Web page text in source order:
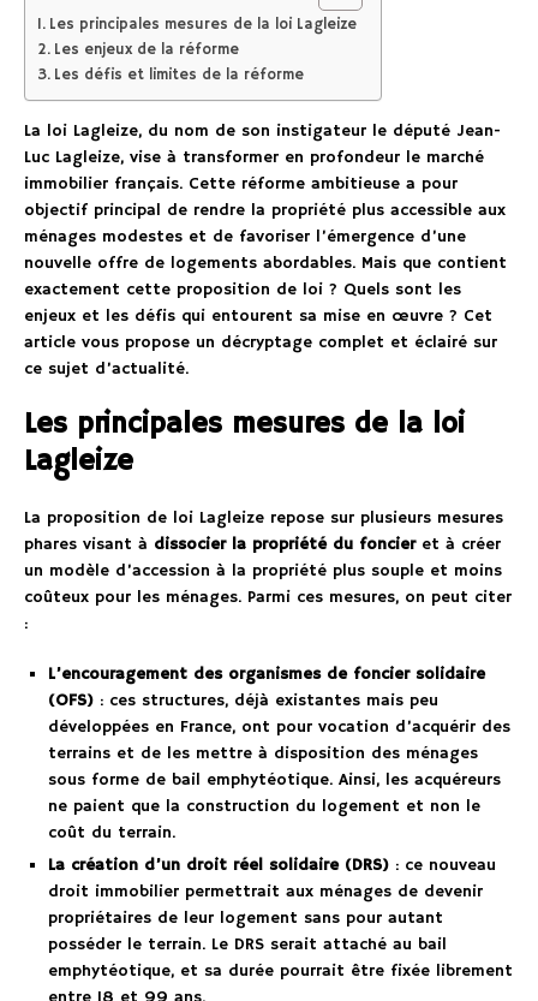
Les principales mesures de la loi Lagleize
Les enjeux de la réforme
Les défis et limites de la réforme
La loi Lagleize, du nom de son instigateur le député Jean-
Luc Lagleize, vise à transformer en profondeur le marché
immobilier français. Cette réforme ambitieuse a pour
objectif principal de rendre la propriété plus accessible aux
ménages modestes et de favoriser l’émergence d’une
nouvelle offre de logements abordables. Mais que contient
exactement cette proposition de loi ? Quels sont les
enjeux et les défis qui entourent sa mise en œuvre ? Cet
article vous propose un décryptage complet et éclairé sur
ce sujet d’actualité.
Les principales mesures de la loi
Lagleize
La proposition de loi Lagleize repose sur plusieurs mesures
phares visant à dissocier la propriété du foncieret à créer
un modèle d’accession à la propriété plus souple et moins
coûteux pour les ménages. Parmi ces mesures, on peut citer
:
L’encouragement des organismes de foncier solidaire
(OFS) : ces structures, déjà existantes mais peu
développées en France, ont pour vocation d’acquérir des
terrains et de les mettre à disposition des ménages
sous forme de bail emphytéotique. Ainsi, les acquéreurs
ne paient que la construction du logement et non le
coût du terrain.
La création d’un droit réel solidaire (DRS) : ce nouveau
droit immobilier permettrait aux ménages de devenir
propriétaires de leur logement sans pour autant
posséder le terrain. Le DRS serait attaché au bail
emphytéotique, et sa durée pourrait être fixée librement